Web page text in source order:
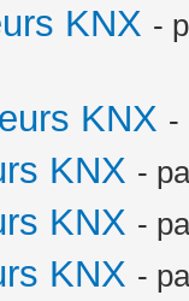
KNX -
KNX -
KNX -
KNX -
KNX -